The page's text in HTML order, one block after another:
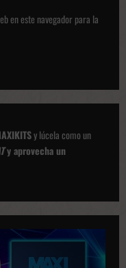
en este navegador para la
y lúcela como un
y aprovecha un